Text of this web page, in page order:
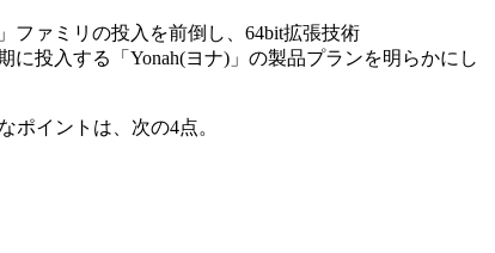
ファミリの投入を前倒し、64bit拡張技術
に投入する「Yonah(ヨナ)」の製品プランを明らかにし
イントは、次の4点。